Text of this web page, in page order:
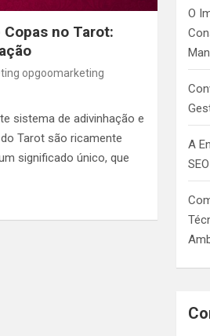
no Tarot:
opgoomarketing
sistema de adivinhação e
Tarot são ricamente
significado único, que
O
A